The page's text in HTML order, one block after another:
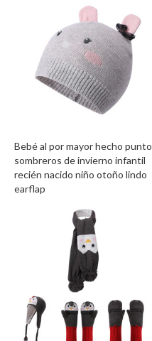
Bebé al por mayor hecho punto
sombreros de invierno infantil
recién nacido niño otoño lindo
earflap